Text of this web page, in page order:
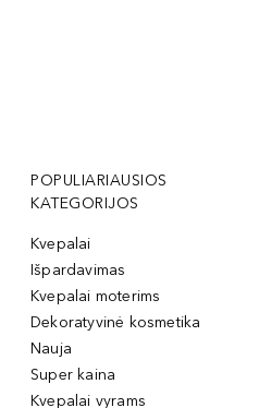
POPULIARIAUSIOS
KATEGORIJOS
Kvepalai
Išpardavimas
Kvepalai moterims
Dekoratyvinė kosmetika
Nauja
Super kaina
Kvepalai vyrams